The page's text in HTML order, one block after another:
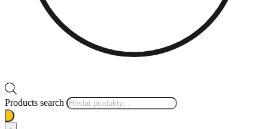
Products search